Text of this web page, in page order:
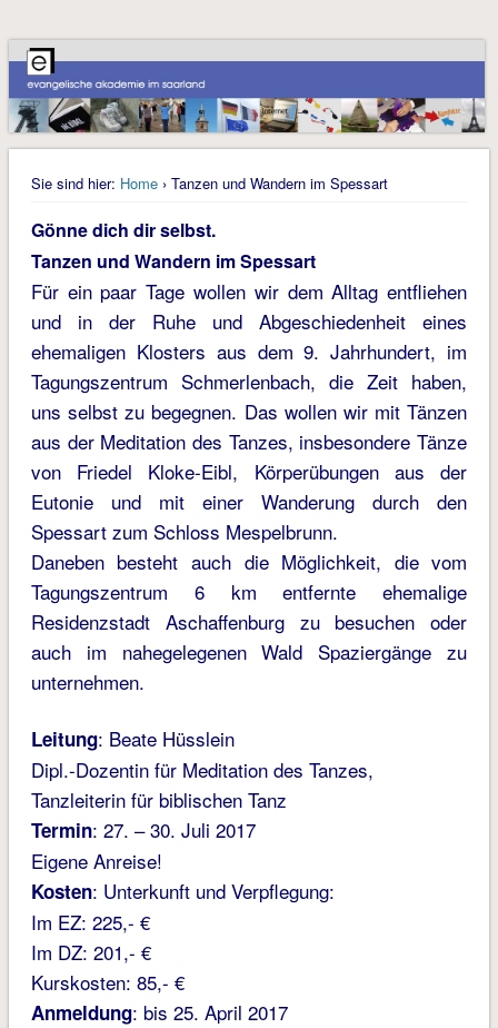
Sie sind hier: Home› Tanzen und Wandern im Spessart
Gönne dich dir selbst.
Tanzen und Wandern im Spessart
Für ein paar Tage wollen wir dem Alltag entfliehen
und in der Ruhe und Abgeschiedenheit eines
ehemaligen Klosters aus dem 9. Jahrhundert, im
Tagungszentrum Schmerlenbach, die Zeit haben,
uns selbst zu begegnen. Das wollen wir mit Tänzen
aus der Meditation des Tanzes, insbesondere Tänze
von Friedel Kloke-Eibl, Körperübungen aus der
Eutonie und mit einer Wanderung durch den
Spessart zum Schloss Mespelbrunn.
Daneben besteht auch die Möglichkeit, die vom
Tagungszentrum 6 km entfernte ehemalige
Residenzstadt Aschaffenburg zu besuchen oder
auch im nahegelegenen Wald Spaziergänge zu
unternehmen.
Leitung: Beate Hüsslein
Dipl.-Dozentin für Meditation des Tanzes,
Tanzleiterin für biblischen Tanz
Termin: 27. – 30. Juli 2017
Eigene Anreise!
Kosten: Unterkunft und Verpflegung:
Im EZ: 225,- €
Im DZ: 201,- €
Kurskosten: 85,- €
Anmeldung: bis 25. April 2017